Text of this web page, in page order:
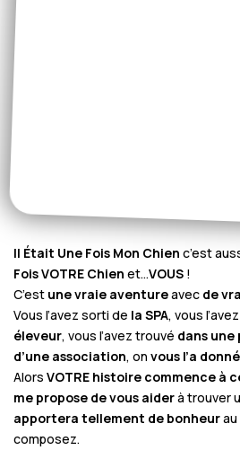
Il Était Une Fois Mon Chien c’est
Fois VOTRE Chien et…VOUS!
C’est une vraie aventureavec de
Vous l’avez sorti de la SPA, vous
éleveur, vous l’avez trouvé dans une
d’une association, on vous l’a donné
Alors VOTRE histoire commence à
me propose de vous aiderà trouver
apportera tellement de bonheurau
composez.